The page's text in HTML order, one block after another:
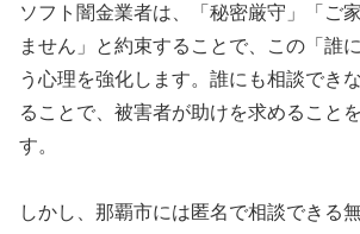
ソフト闇金業者は、「秘密厳守」「ご
ません」と約束することで、この「誰
う心理を強化します。誰にも相談でき
ることで、被害者が助けを求めること
す。
しかし、那覇市には匿名で相談できる